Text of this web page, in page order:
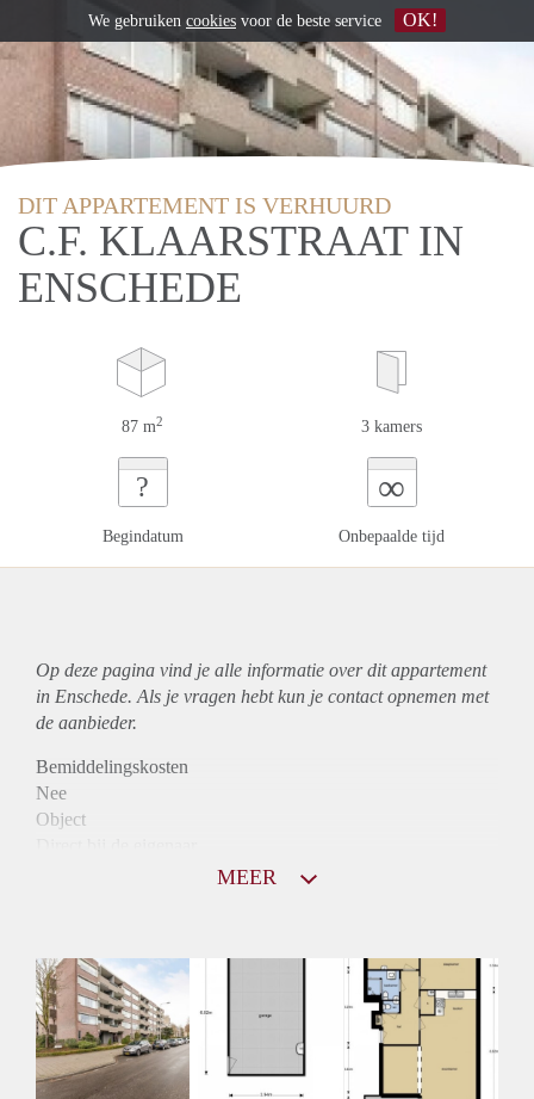
DIT APPARTEMENT IS VERHUURD
C.F. KLAARSTRAAT IN
ENSCHEDE
87 m2 3 kamers
?
Begindatum
∞
Onbepaalde tijd
Op deze pagina vind je alle informatie over ditappartement
in Enschede. Als je vragen hebt kun je contact opnemen met
de aanbieder.
Bemiddelingskosten
Nee
Object
Huurtoeslag
Niet mogelijk
Inkomen eis
3,2 X Maandhuur Bruto
Huurtermijn
MEER
We gebruiken cookies voor de beste service OK!